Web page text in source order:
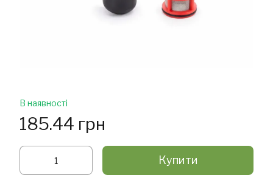
В наявності
185.44 грн
Купити